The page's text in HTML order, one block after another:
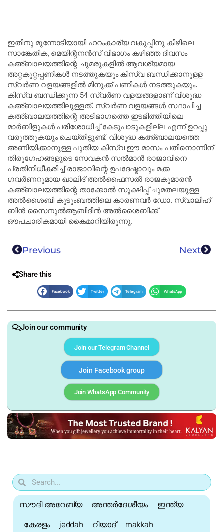
ഇതിനു മുന്നോടിയായി ഹറംകാര്യ വകുപ്പിനു കീഴിലെ
സാങ്കേതിക, മെയിന്റനൻസ് വിഭാഗം കഴിഞ്ഞ ദിവസം
കഅ്ബാലയത്തിന്റെ ചുമരുകളിൽ ആവശ്യമായ
അറ്റകുറ്റപ്പണികൾ നടത്തുകയും കിസ്‌വ ബന്ധിക്കാനുള്ള
സ്വർണ വളയങ്ങളിൽ മിനുക്ക് പണികൾ നടത്തുകയും.
കിസ്‌വ ബന്ധിക്കുന്ന 54 സ്വർണ വളയങ്ങളാണ് വിശുദ്ധ
കഅ്ബാലയത്തിലുള്ളത്. സ്വർണ വളയങ്ങൾ സ്ഥാപിച്ച
കഅ്ബാലയത്തിന്റെ അടിഭാഗത്തെ ഇടഭിത്തിയിലെ
മാർബിളുകൾ പരിശോധിച്ച് കേടുപാടുകളില്ല എന്ന് ഉറപ്പു
വരുത്തുകയും ചെയ്തിട്ടുണ്ട്. വിശുദ്ധ കഅ്ബാലയത്തെ
അണിയിക്കാനുള്ള പുതിയ കിസ്‌വ ഈ മാസം പതിനൊന്നിന്
തിരുഗേഹങ്ങളുടെ സേവകൻ സൽമാൻ രാജാവിനെ
പ്രതിനിധീകരിച്ച് രാജാവിന്റെ ഉപദേഷ്ടാവും മക്ക
ഗവർണറുമായ ഖാലിദ് അൽഫൈസൽ രാജകുമാരൻ
കഅ്ബാലയത്തിന്റെ താക്കോൽ സൂക്ഷിപ്പ് ചുമതലയുള്ള
അൽശൈബി കുടുംബത്തിലെ കാരണവർ ഡോ. സ്വാലിഹ്
ബിൻ സൈനുൽആബിദീൻ അൽശൈബിക്ക്
ഔപചാരികമായി കൈമാറിയിരുന്നു.
Previous Next
Share this
Facebook Twitter Telegram WhatsApp
Join our community
Join our Telegram Channel
Join Facebook group
Join WhatsApp Community
സൗദി അറേബ്യ അന്തർദേശീയം ഇന്ത്യ
കേരളം jeddah റിയാദ് makkah